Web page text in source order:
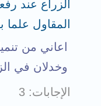
الزراع عند
المقاول علما
اعاني من
وخدلان في
الإجابات
3